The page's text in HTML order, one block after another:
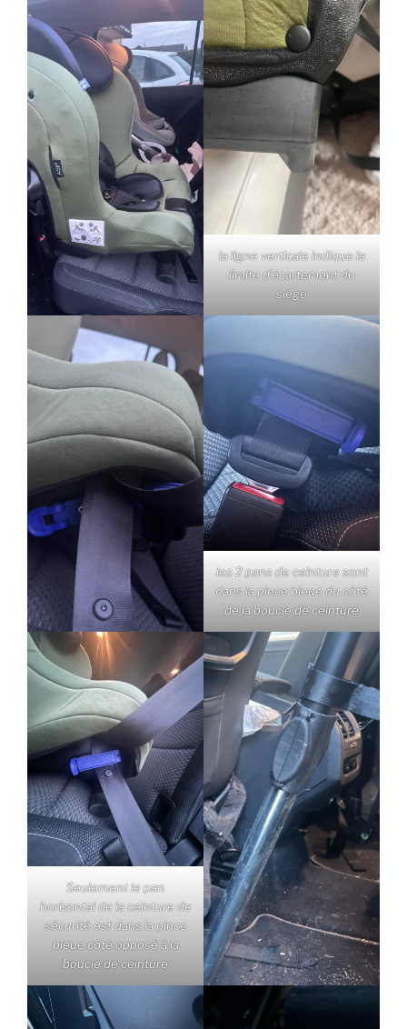
la ligne verticale indique la
limite d’écartement du
siège
les 2 pans de ceinture sont
dans la pince bleue du côté
de la boucle de ceinture
Seulement le pan
horizontal de la ceinture de
sécurité est dans la pince
bleue côté opposé à la
boucle de ceinture